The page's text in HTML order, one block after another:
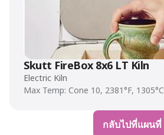
Skutt FireBox 8x6 LT Kiln
Electric Kiln
Max Temp: Cone 10, 2381°F, 1305°C
กลับไปที่แผนที่